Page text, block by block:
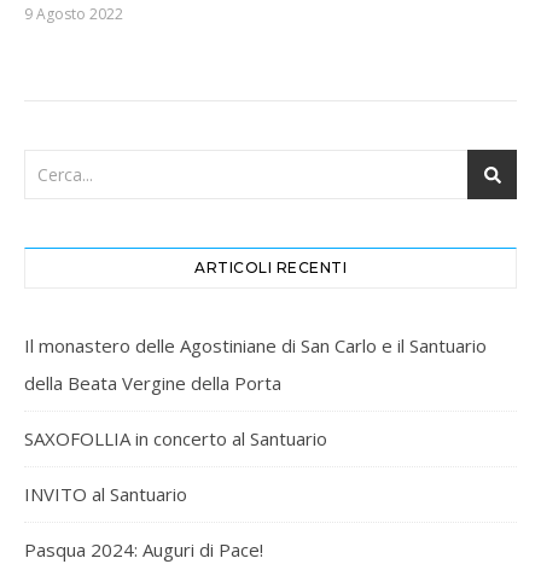
9 Agosto 2022
ARTICOLI RECENTI
Il monastero delle Agostiniane di San Carlo e il Santuario
della Beata Vergine della Porta
SAXOFOLLIA in concerto al Santuario
INVITO al Santuario
Pasqua 2024: Auguri di Pace!